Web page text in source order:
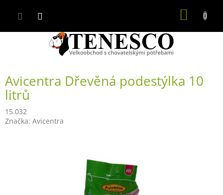
Avicentra Dřevěná podestýlka 10
litrů
15.032
Značka: Avicentra